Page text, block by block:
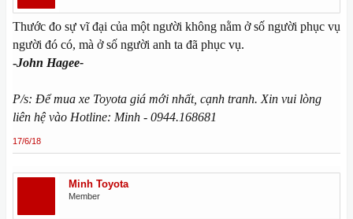
Thước đo sự vĩ đại của một người không nằm ở số người phục vụ
người đó có, mà ở số người anh ta đã phục vụ.
-John Hagee-
P/s: Để mua xe Toyota giá mới nhất, cạnh tranh. Xin vui lòng
liên hệ vào Hotline: Minh - 0944.168681
17/6/18
Minh Toyota
Member